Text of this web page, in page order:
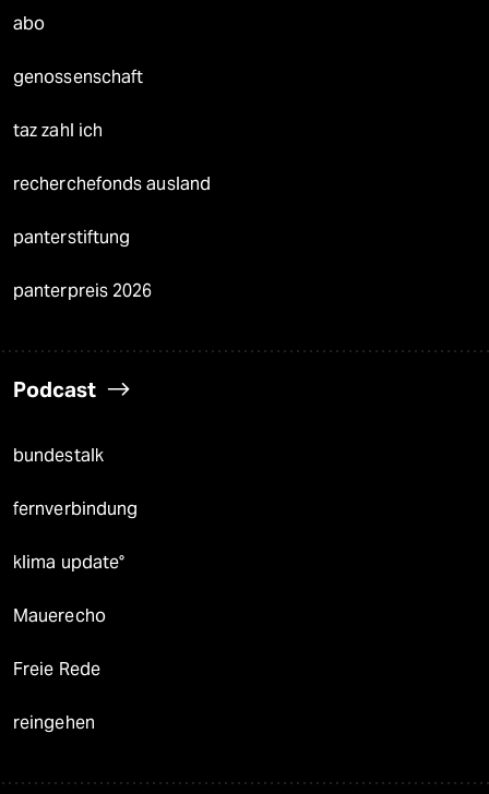
abo
genossenschaft
taz zahl ich
recherchefonds ausland
panterstiftung
panterpreis 2026
Podcast
bundestalk
fernverbindung
klima update°
Mauerecho
Freie Rede
reingehen